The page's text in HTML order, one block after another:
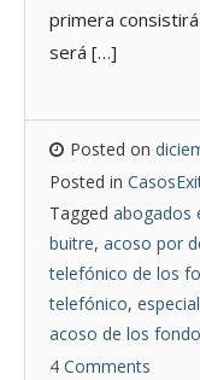
primera
será […]
Posted on
Posted in
Tagged abogados
buitre, acoso por
telefónico de los
telefónico,
acoso de los
4 Comments